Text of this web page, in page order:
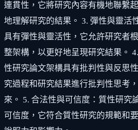
連貫性，它將研究內容有機地聯繫
地理解研究的結果。 3. 彈性與靈活
具有彈性與靈活性，它允許研究者
整架構，以更好地呈現研究結果。
性研究論文架構具有批判性與反思
究過程和研究結果進行批判性思考
來。 5. 合法性與可信度：質性研究
可信度，它符合質性研究的規範和